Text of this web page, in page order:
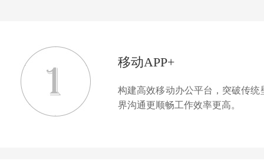
移动APP+
构建高效移动办公平台，突破传统
界沟通更顺畅工作效率更高。